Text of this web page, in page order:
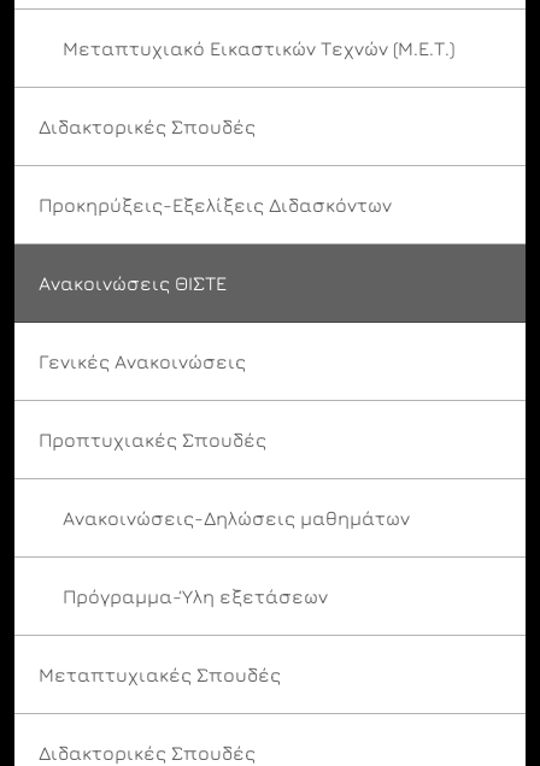
Μεταπτυχιακό Εικαστικών Τεχνών (Μ.Ε.Τ.)
Διδακτορικές Σπουδές
Προκηρύξεις-Εξελίξεις Διδασκόντων
Ανακοινώσεις ΘΙΣΤΕ
Γενικές Ανακοινώσεις
Προπτυχιακές Σπουδές
Ανακοινώσεις-Δηλώσεις μαθημάτων
Πρόγραμμα-Ύλη εξετάσεων
Μεταπτυχιακές Σπουδές
Διδακτορικές Σπουδές